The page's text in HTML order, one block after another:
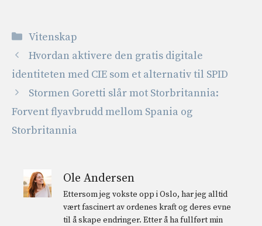
Kategorier
Vitenskap
Hvordan aktivere den gratis digitale
identiteten med CIE som et alternativ til SPID
Stormen Goretti slår mot Storbritannia:
Forvent flyavbrudd mellom Spania og
Storbritannia
Ole Andersen
Ettersom jeg vokste opp i Oslo, har jeg alltid
vært fascinert av ordenes kraft og deres evne
til å skape endringer. Etter å ha fullført min